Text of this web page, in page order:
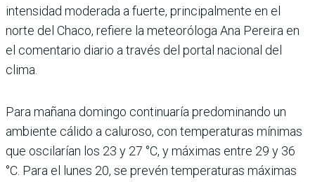
intensidad moderada a fuerte, principalmente en el
norte del Chaco, refiere la meteoróloga Ana Pereira en
el comentario diario a través del portal nacional del
clima.
Para mañana domingo continuaría predominando un
ambiente cálido a caluroso, con temperaturas mínimas
que oscilarían los 23 y 27 °C, y máximas entre 29 y 36
°C. Para el lunes 20, se prevén temperaturas máximas